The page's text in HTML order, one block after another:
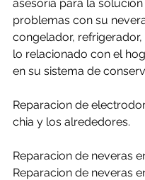
asesoría para la
problemas con su
congelador,
lo relacionado con el
en su sistema de
Reparacion de
chia y los alrededores.
Reparacion de neveras
Reparacion de neveras